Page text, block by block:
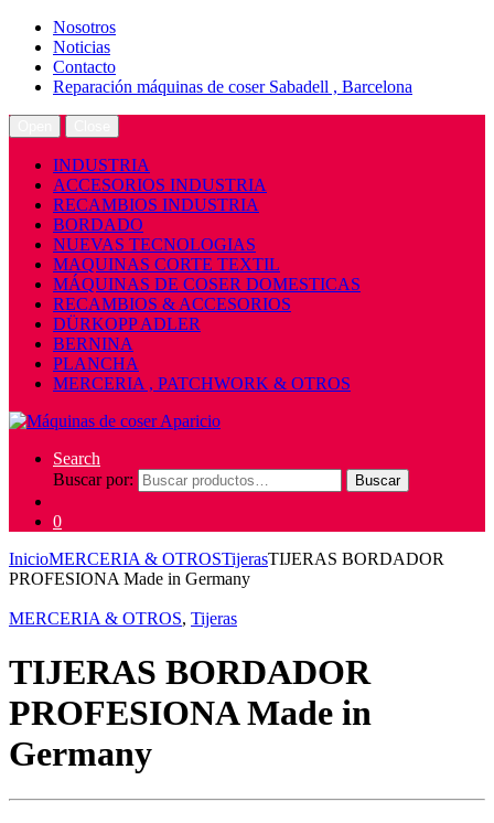
Nosotros
Noticias
Contacto
Reparación máquinas de coser Sabadell , Barcelona
INDUSTRIA
ACCESORIOS INDUSTRIA
RECAMBIOS INDUSTRIA
BORDADO
NUEVAS TECNOLOGIAS
MAQUINAS CORTE TEXTIL
MÁQUINAS DE COSER DOMESTICAS
RECAMBIOS & ACCESORIOS
DÜRKOPP ADLER
BERNINA
PLANCHA
MERCERIA , PATCHWORK & OTROS
Search
Buscar por:
Buscar
0
InicioMERCERIA & OTROSTijerasTIJERAS BORDADOR
PROFESIONA Made in Germany
MERCERIA & OTROS, Tijeras
TIJERAS BORDADOR
PROFESIONA Made in
Germany